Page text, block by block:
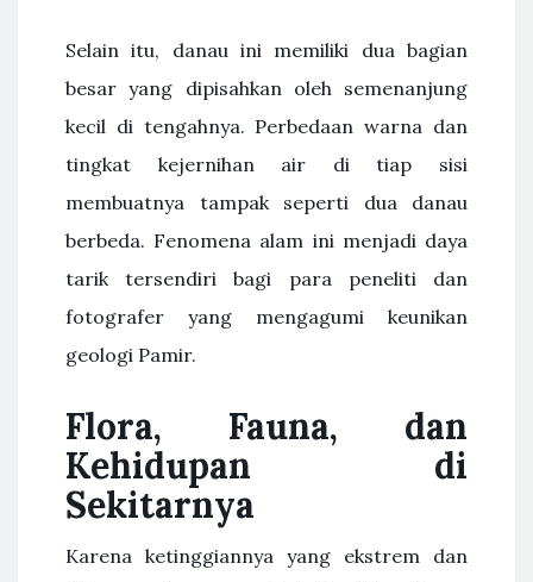
Selain itu, danau ini memiliki dua bagian
besar yang dipisahkan oleh semenanjung
kecil di tengahnya. Perbedaan warna dan
tingkat kejernihan air di tiap sisi
membuatnya tampak seperti dua danau
berbeda. Fenomena alam ini menjadi daya
tarik tersendiri bagi para peneliti dan
fotografer yang mengagumi keunikan
geologi Pamir.
Flora, Fauna, dan
Kehidupan di
Sekitarnya
Karena ketinggiannya yang ekstrem dan